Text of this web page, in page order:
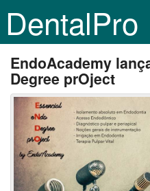
DentalPro
EndoAcademy
Degree prOject